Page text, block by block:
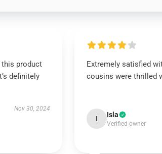
this product
definitely
Nov 30, 2024
Extremely satisfied
cousins were thrilled
I Isla
Verified owner